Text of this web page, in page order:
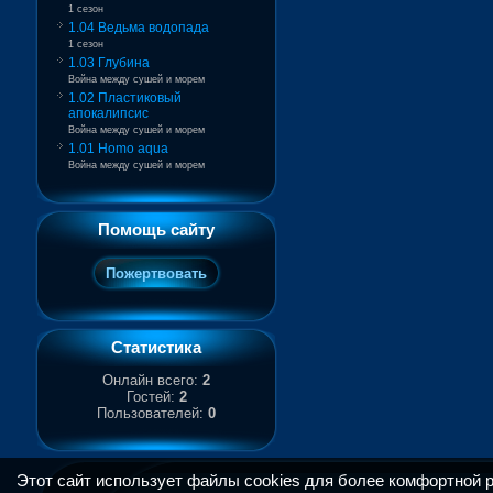
1 сезон
1.04 Ведьма водопада
1 сезон
1.03 Глубина
Война между сушей и морем
1.02 Пластиковый
апокалипсис
Война между сушей и морем
1.01 Homo aqua
Война между сушей и морем
Помощь сайту
Статистика
Онлайн всего: 2
Гостей: 2
Пользователей: 0
Этот сайт использует файлы cookies для более комфортной